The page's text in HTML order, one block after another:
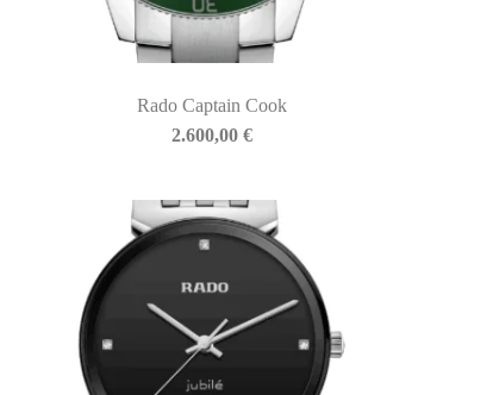
Rado Captain Cook
2.600,00€